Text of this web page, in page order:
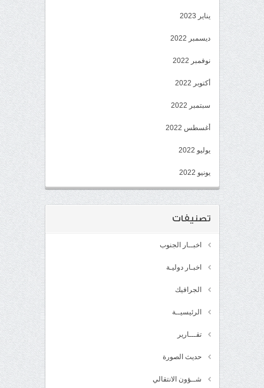
يناير 2023
ديسمبر 2022
نوفمبر 2022
أكتوبر 2022
سبتمبر 2022
أغسطس 2022
يوليو 2022
يونيو 2022
تصنيفات
اخبــار الجنوب
اخبـار دوليـة
الجرافيك
الرئيسيــة
تقـــارير
حديث الصورة
شــؤون الانتقالي